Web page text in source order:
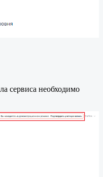
сервиса необходимо